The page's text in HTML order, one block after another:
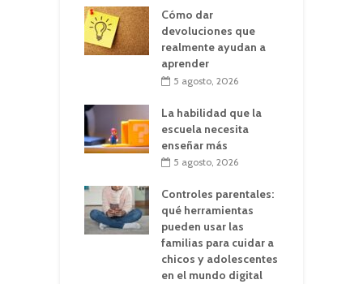
Cómo dar
devoluciones que
realmente ayudan a
aprender
5 agosto, 2026
La habilidad que la
escuela necesita
enseñar más
5 agosto, 2026
Controles parentales:
qué herramientas
pueden usar las
familias para cuidar a
chicos y adolescentes
en el mundo digital